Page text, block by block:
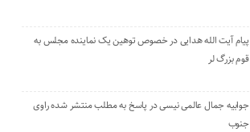
پیام آیت الله هدایی در خصوص توهین یک نماینده مجلس به
قوم بزرگ لر
جوابیه جمال عالمی نیسی در پاسخ به مطلب منتشر شده راوی
جنوب